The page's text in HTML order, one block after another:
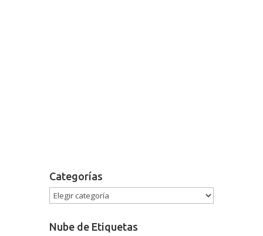
Categorías
Nube de Etiquetas